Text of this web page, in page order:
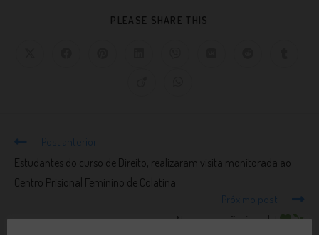
PLEASE SHARE THIS
Post anterior
Estudantes do curso de Direito, realizaram visita monitorada ao
Centro Prisional Feminino de Colatina
Próximo post
Nosso coração é verde!